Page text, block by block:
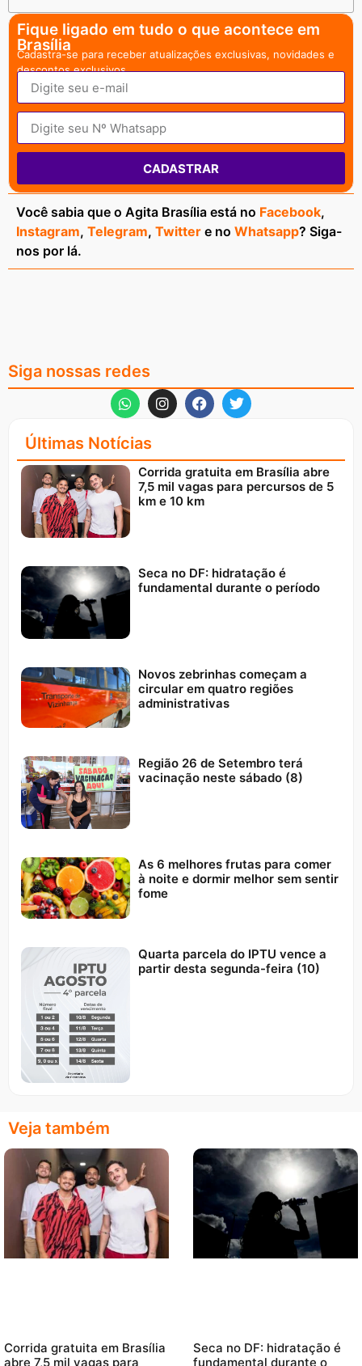
Fique ligado em tudo o que acontece em
Brasília
Cadastra-se para receber atualizações exclusivas, novidades e
descontos exclusivos.
CADASTRAR
Você sabia que o Agita Brasília está no Facebook,
Instagram, Telegram, Twitter e no Whatsapp? Siga-
nos por lá.
Siga nossas redes
Últimas Notícias
Corrida gratuita em Brasília abre
7,5 mil vagas para percursos de 5
km e 10 km
Seca no DF: hidratação é
fundamental durante o período
Novos zebrinhas começam a
circular em quatro regiões
administrativas
Região 26 de Setembro terá
vacinação neste sábado (8)
As 6 melhores frutas para comer
à noite e dormir melhor sem sentir
fome
Quarta parcela do IPTU vence a
partir desta segunda-feira (10)
Veja também
Corrida gratuita em Brasília
abre 7,5 mil vagas para
Seca no DF: hidratação é
fundamental durante o